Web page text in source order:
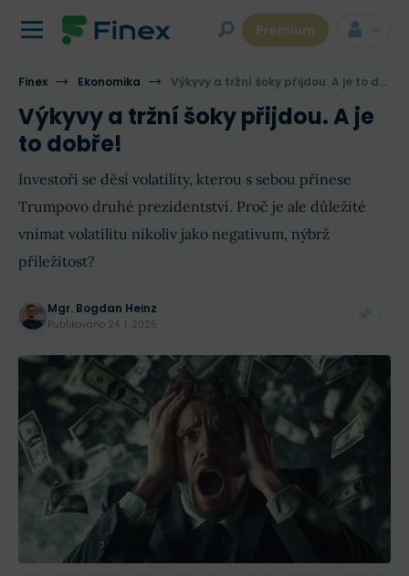
Premium
Finex Ekonomika Výkyvy a tržní šoky přijdou. A je to dobře!
Výkyvy a tržní šoky přijdou. A je
to dobře!
Investoři se děsí volatility, kterou s sebou přinese
Trumpovo druhé prezidentství. Proč je ale důležité
vnímat volatilitu nikoliv jako negativum, nýbrž
příležitost?
Mgr. Bogdan Heinz
Publikováno 24. 1. 2025